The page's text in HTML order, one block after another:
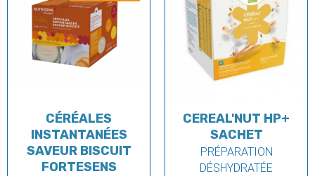
CÉRÉALES
INSTANTANÉES
SAVEUR BISCUIT
FORTESENS
CEREAL'NUT HP+
SACHET
PRÉPARATION
DÉSHYDRATÉE